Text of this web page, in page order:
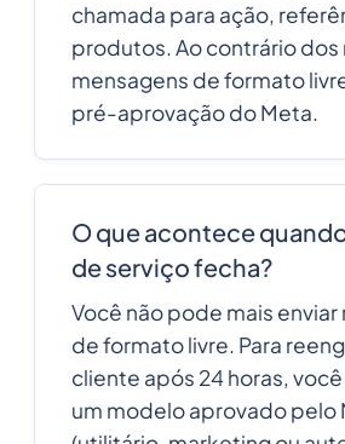
chamada para ação,
produtos. Ao contrário dos
mensagens de formato
pré-aprovação do Meta.
O que acontece
de serviço fecha?
Você não pode mais enviar
de formato livre. Para
cliente após 24 horas,
um modelo aprovado pelo